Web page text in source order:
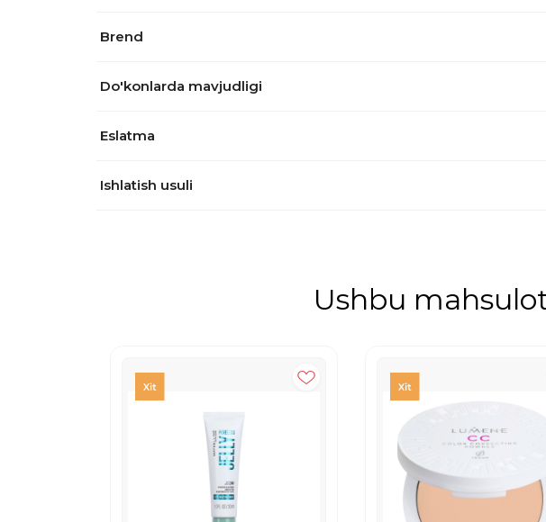
Brend
Do'konlarda mavjudligi
Eslatma
Ishlatish usuli
Ushbu